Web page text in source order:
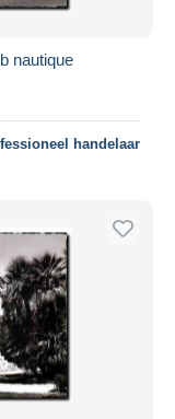
nautique
handelaar